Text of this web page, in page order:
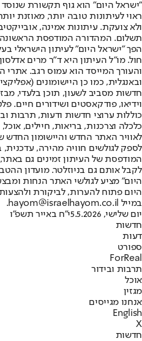
"ישראל היום" הוא גוף תקשורת
ראוי לעיתונות טובה יותר, מאוזנת
ולא צועקת. עיתונות אמינה,
הפך "ישראל היום" לעיתון הישראלי
חול. מו"ל העיתון היא ד"ר מרים
והעורך המייסד הוא עמוס רגב. אתרי
חדשות מסביב לשעון, תוכן בלעדי,
וידיאו, פודקאסטים ושידורים חיים.
כוללות ערוצי חדשות ודעות, תרבות
לאוויר האתר החדש והיישומון
לספק לגולשים חוויה מהירה,
המודפסת של העיתון זמינים גם
לקבל אותם גם בניוזלטר. מועדון
היום" מציע לגולשי האתר הנחות
היום פתוח להערות, לביקורת
במייל hayom@israelhayom.co.il.
יום שלישי, 5.5.2026
י"ח באייר תשפ"ו
חדשות
דעות
ספורט
ForReal
תרבות ובידור
אוכל
מגזין
אנחנו מגייסים
English
X
חדשות